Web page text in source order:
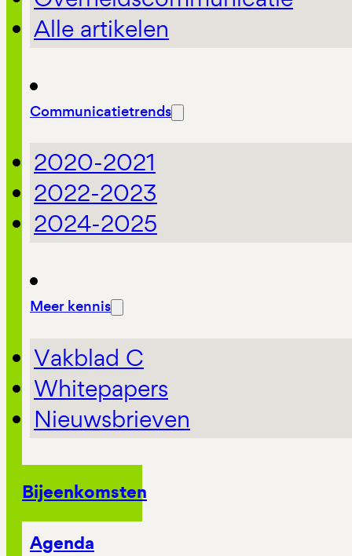
Alle artikelen
Communicatietrends
2020-2021
2022-2023
2024-2025
Meer kennis
Vakblad C
Whitepapers
Nieuwsbrieven
Bijeenkomsten
Agenda